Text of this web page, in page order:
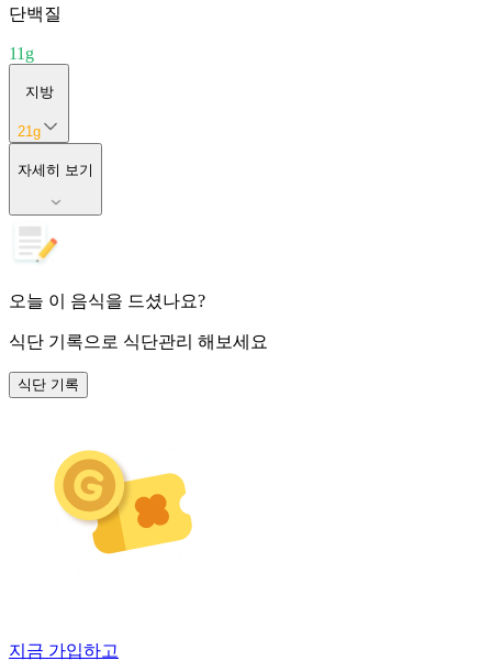
단백질
11 g
지방
21 g
자세히 보기
오늘 이 음식을 드셨나요?
식단 기록으로 식단관리 해보세요
식단 기록
지금 가입하고